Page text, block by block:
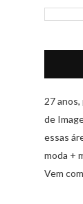
27
de
essas
moda +
Vem